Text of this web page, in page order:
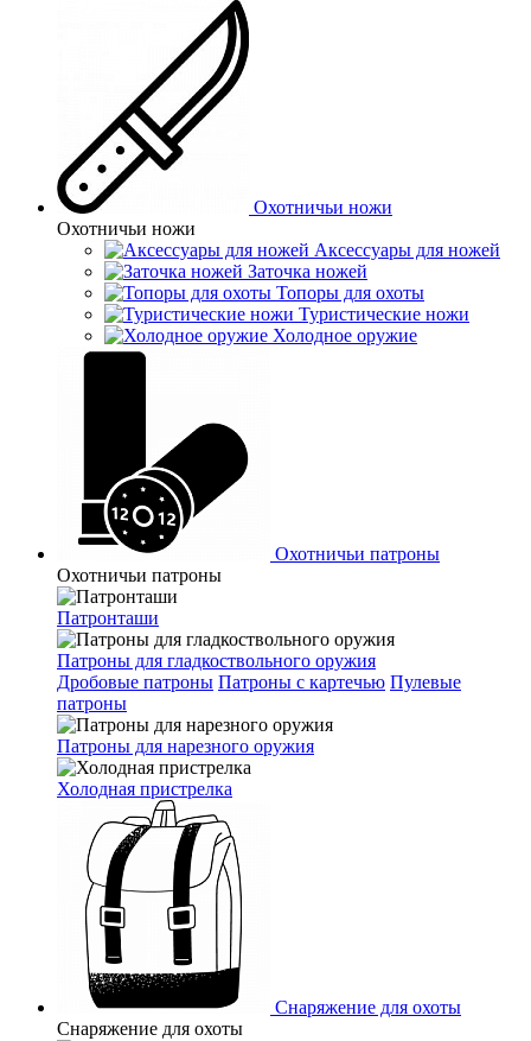
Охотничьи ножи
Охотничьи ножи
Аксессуары для ножей
Заточка ножей
Топоры для охоты
Туристические ножи
Холодное оружие
Охотничьи патроны
Охотничьи патроны
Патронташи
Патроны для гладкоствольного оружия
Дробовые патроны Патроны с картечью Пулевые
патроны
Патроны для нарезного оружия
Холодная пристрелка
Снаряжение для охоты
Снаряжение для охоты